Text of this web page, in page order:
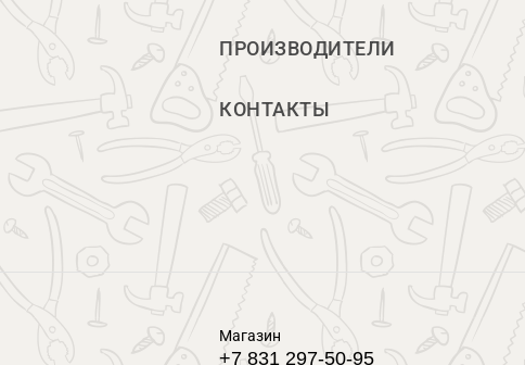
ПРОИЗВОДИТЕЛИ
КОНТАКТЫ
Магазин
+7 831 297-50-95